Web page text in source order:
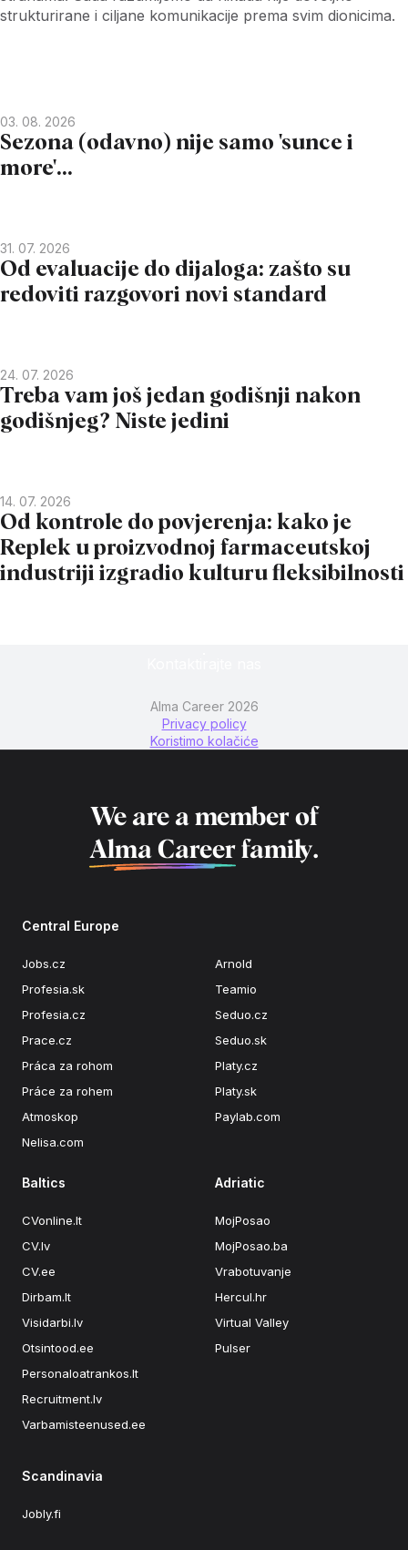
strukturirane i ciljane komunikacije prema svim dionicima.
03. 08. 2026
Sezona (odavno) nije samo 'sunce i
more'...
31. 07. 2026
Od evaluacije do dijaloga: zašto su
redoviti razgovori novi standard
24. 07. 2026
Treba vam još jedan godišnji nakon
godišnjeg? Niste jedini
14. 07. 2026
Od kontrole do povjerenja: kako je
Replek u proizvodnoj farmaceutskoj
industriji izgradio kulturu fleksibilnosti
Alma Career 2026
Privacy policy
Koristimo kolačiće
We are a member of
Alma Career family.
Central Europe
Jobs.cz
Profesia.sk
Profesia.cz
Prace.cz
Práca za rohom
Práce za rohem
Atmoskop
Nelisa.com
Arnold
Teamio
Seduo.cz
Seduo.sk
Platy.cz
Platy.sk
Paylab.com
Baltics
CVonline.lt
CV.lv
CV.ee
Dirbam.lt
Visidarbi.lv
Otsintood.ee
Personaloatrankos.lt
Recruitment.lv
Varbamisteenused.ee
Adriatic
MojPosao
MojPosao.ba
Vrabotuvanje
Hercul.hr
Virtual Valley
Pulser
Scandinavia
Jobly.fi